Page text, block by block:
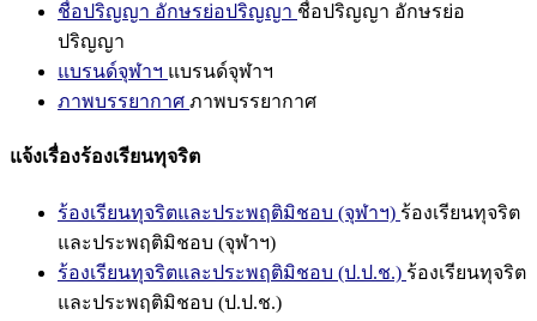
ชื่อปริญญา อักษรย่อปริญญา ชื่อปริญญา อักษรย่อ
ปริญญา
แบรนด์จุฬาฯ แบรนด์จุฬาฯ
ภาพบรรยากาศ ภาพบรรยากาศ
แจ้งเรื่องร้องเรียนทุจริต
ร้องเรียนทุจริตและประพฤติมิชอบ (จุฬาฯ) ร้องเรียนทุจริต
และประพฤติมิชอบ (จุฬาฯ)
ร้องเรียนทุจริตและประพฤติมิชอบ (ป.ป.ช.) ร้องเรียนทุจริต
และประพฤติมิชอบ (ป.ป.ช.)